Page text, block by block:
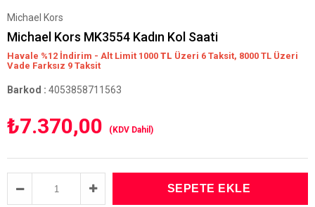
Michael Kors
Michael Kors MK3554 Kadın Kol Saati
Havale %12 İndirim - Alt Limit 1000 TL Üzeri 6 Taksit, 8000 TL Üzeri
Vade Farksız 9 Taksit
Barkod : 4053858711563
₺7.370,00 (KDV Dahil)